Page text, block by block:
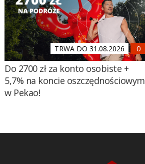
TRWA DO 31.08.2026
Do 2700 zł za konto osobiste +
5,7% na koncie oszczędnościowym
w Pekao!